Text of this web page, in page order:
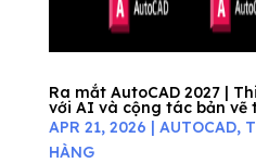
Ra mắt AutoCAD 2027 |
với AI và cộng tác bản vẽ
APR 21, 2026 | AUTOCAD,
HÀNG